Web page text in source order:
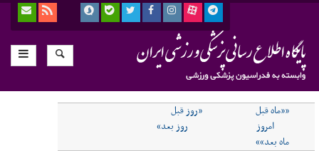
««ماه قبل
«روز قبل
امروز
روز بعد»
ماه بعد»»